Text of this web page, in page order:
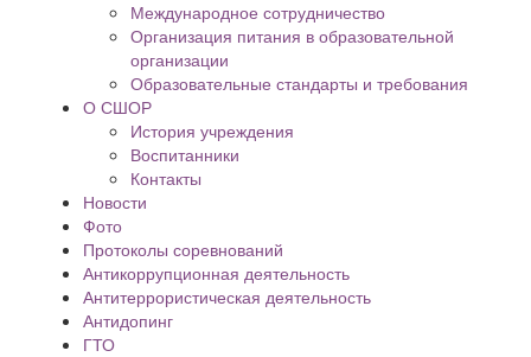
Международное сотрудничество
Организация питания в образовательной
организации
Образовательные стандарты и требования
О СШОР
История учреждения
Воспитанники
Контакты
Новости
Фото
Протоколы соревнований
Антикоррупционная деятельность
Антитеррористическая деятельность
Антидопинг
ГТО